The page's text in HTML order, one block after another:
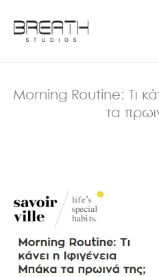
στο
περιεχόμενο
Morning Routine: Τι
τα